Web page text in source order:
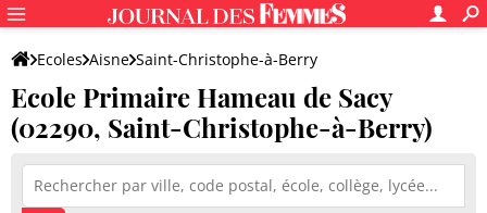
Ecoles Aisne Saint-Christophe-à-Berry
Ecole Primaire Hameau de Sacy
Ecole Primaire Hameau de Sacy
(02290, Saint-Christophe-à-Berry)